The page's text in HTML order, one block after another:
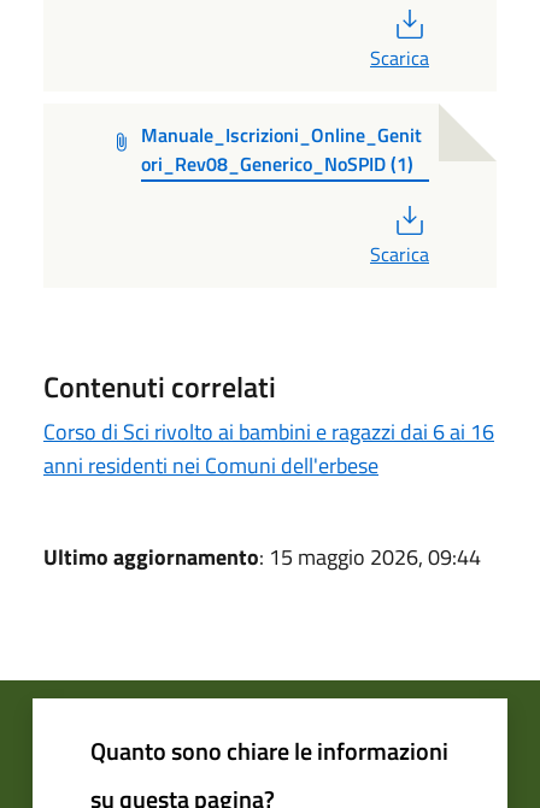
Scarica
Manuale_Iscrizioni_Online_Genit
ori_Rev08_Generico_NoSPID (1)
Scarica
Contenuti correlati
Corso di Sci rivolto ai bambini e ragazzi dai 6 ai 16
anni residenti nei Comuni dell'erbese
Ultimo aggiornamento: 15 maggio 2026, 09:44
Quanto sono chiare le informazioni
su questa pagina?